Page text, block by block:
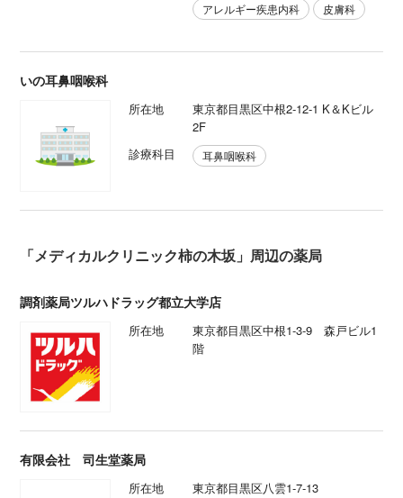
アレルギー疾患内科
皮膚科
いの耳鼻咽喉科
所在地
東京都目黒区中根2-12-1 K＆Kビル
2F
診療科目
耳鼻咽喉科
「メディカルクリニック柿の木坂」周辺の薬局
調剤薬局ツルハドラッグ都立大学店
所在地
東京都目黒区中根1-3-9 森戸ビル1
階
有限会社 司生堂薬局
所在地 東京都目黒区八雲1-7-13